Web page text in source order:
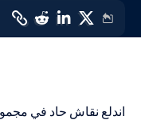
اندلع نقاش حاد في